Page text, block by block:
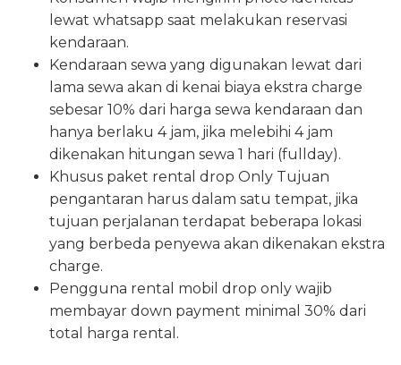
lewat whatsapp saat melakukan reservasi
kendaraan.
Kendaraan sewa yang digunakan lewat dari
lama sewa akan di kenai biaya ekstra charge
sebesar 10% dari harga sewa kendaraan dan
hanya berlaku 4 jam, jika melebihi 4 jam
dikenakan hitungan sewa 1 hari (fullday).
Khusus paket rental drop Only Tujuan
pengantaran harus dalam satu tempat, jika
tujuan perjalanan terdapat beberapa lokasi
yang berbeda penyewa akan dikenakan ekstra
charge.
Pengguna rental mobil drop only wajib
membayar down payment minimal 30% dari
total harga rental.